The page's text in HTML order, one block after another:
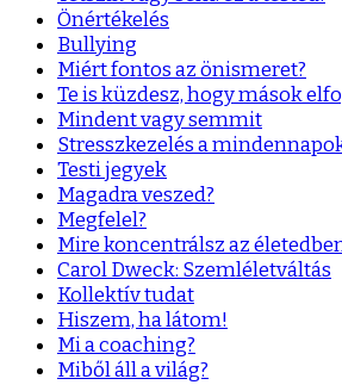
Önértékelés
Bullying
Miért fontos az önismeret?
Te is küzdesz, hogy mások
Mindent vagy semmit
Stresszkezelés a
Testi jegyek
Magadra veszed?
Megfelel?
Mire koncentrálsz az
Carol Dweck: Szemléletváltás
Kollektív tudat
Hiszem, ha látom!
Mi a coaching?
Miből áll a világ?